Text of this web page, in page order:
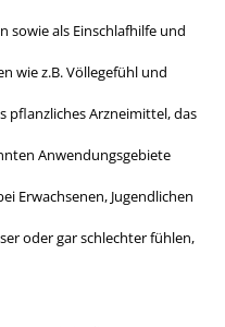
sowie als Einschlafhilfe und
wie z.B. Völlegefühl und
pflanzliches Arzneimittel, das
Anwendungsgebiete
Erwachsenen, Jugendlichen
oder gar schlechter fühlen,